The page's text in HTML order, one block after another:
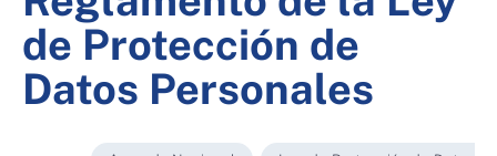
de Protección de
Datos Personales